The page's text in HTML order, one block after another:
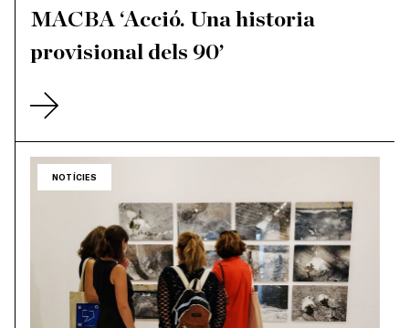
MACBA ‘Acció. Una historia
provisional dels 90’
NOTÍCIES